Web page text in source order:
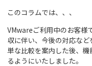
このコラムでは、、、
VMwareご利用中のお客様
収に伴い、今後の対応な
単な比較を案内した後、
るようにいたしました。